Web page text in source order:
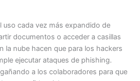
uso cada vez más expandido de
documentos o acceder a casillas
la nube hacen que para los hackers
ejecutar ataques de phishing.
a los colaboradores para que